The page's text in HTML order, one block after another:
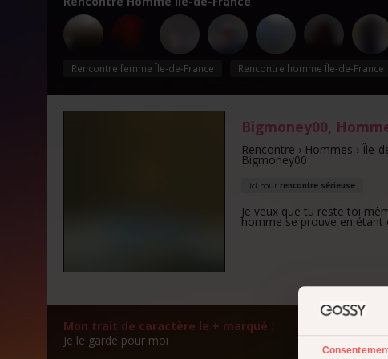
Rencontre femme Île-de-France Rencontre homme Île-de-France
Bigmoney00,
Rencontre › Hommes › Île-
Bigmoney00
ici pour rencontre sérieuse
Je veux que tu reste toi
homme se prouve en étant
Mon trait de caractère le + marqué :
Je le garde pour moi
Je le garde